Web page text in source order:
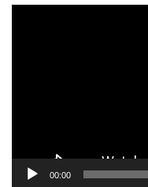
00:00